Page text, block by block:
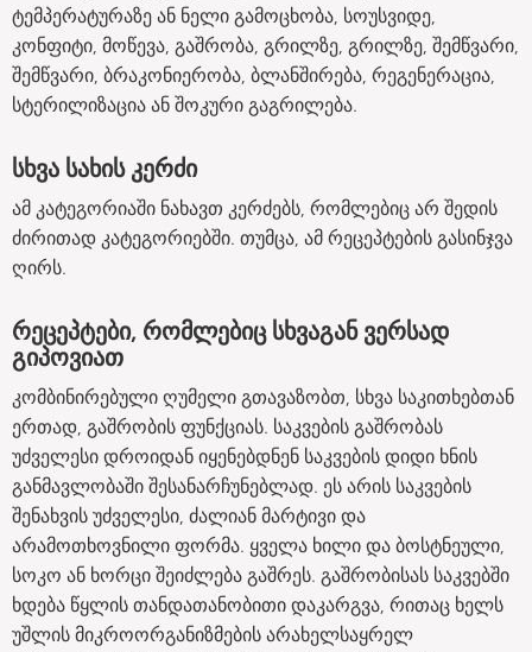
ტემპერატურაზე ან ნელი გამოცხობა, სოუსვიდე,
კონფიტი, მოწევა, გაშრობა, გრილზე, გრილზე, შემწვარი,
შემწვარი, ბრაკონიერობა, ბლანშირება, რეგენერაცია,
სტერილიზაცია ან შოკური გაგრილება.
სხვა სახის კერძი
ამ კატეგორიაში ნახავთ კერძებს, რომლებიც არ შედის
ძირითად კატეგორიებში. თუმცა, ამ რეცეპტების გასინჯვა
ღირს.
რეცეპტები, რომლებიც სხვაგან ვერსად
გიპოვიათ
კომბინირებული ღუმელი გთავაზობთ, სხვა საკითხებთან
ერთად, გაშრობის ფუნქციას. საკვების გაშრობას
უძველესი დროიდან იყენებდნენ საკვების დიდი ხნის
განმავლობაში შესანარჩუნებლად. ეს არის საკვების
შენახვის უძველესი, ძალიან მარტივი და
არამოთხოვნილი ფორმა. ყველა ხილი და ბოსტნეული,
სოკო ან ხორცი შეიძლება გაშრეს. გაშრობისას საკვებში
ხდება წყლის თანდათანობითი დაკარგვა, რითაც ხელს
უშლის მიკროორგანიზმების არახელსაყრელ